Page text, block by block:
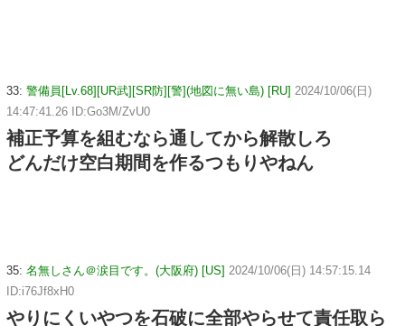
33: 警備員[Lv.68][UR武][SR防][警](地図に無い島) [RU] 2024/10/06(日)
14:47:41.26 ID:Go3M/ZvU0
補正予算を組むなら通してから解散しろ
どんだけ空白期間を作るつもりやねん
35: 名無しさん＠涙目です。(大阪府) [US] 2024/10/06(日) 14:57:15.14
ID:i76Jf8xH0
やりにくいやつを石破に全部やらせて責任取ら